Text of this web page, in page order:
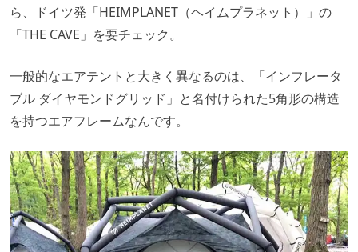
ら、ドイツ発「HEIMPLANET（ヘイムプラネット）」の
「THE CAVE」を要チェック。
一般的なエアテントと大きく異なるのは、「インフレータ
ブル ダイヤモンドグリッド」と名付けられた5角形の構造
を持つエアフレームなんです。